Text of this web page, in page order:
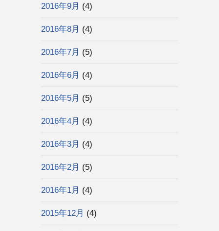
2016年9月 (4)
2016年8月 (4)
2016年7月 (5)
2016年6月 (4)
2016年5月 (5)
2016年4月 (4)
2016年3月 (4)
2016年2月 (5)
2016年1月 (4)
2015年12月 (4)